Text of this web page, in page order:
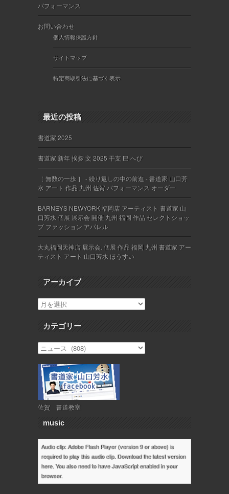
パフォーマンス
お問い合わせ
個人情報保護方針
サイトマップ
特定商取引法に基づく表示
最近の投稿
書道家 2025
書道家 新年 挨拶 文 2025 干支 巳 へび
［ 無数の一歩 ］ - 繰り返しの中の前進 - 書道家 山口芳
水 アート 作品 九州 佐賀 パフォーマンス オーダー
BARNEYS NEWYORK 福岡店 アーティスト 書道家 山
口芳水 個展 展示会 開催 九州 福岡 作品 セレクトショッ
プ ファッション アパレル
大丸福岡天神店 展示会. 個展 作品 福岡 九州 書道家 アー
ティスト アート 山口芳水 ほうすい
アーカイブ
カテゴリー
佐賀 書道教室
music
Audio clip: Adobe Flash Player (version 9 or above) is
required to play this audio clip. Download the latest version
here. You also need to have JavaScript enabled in your
browser.